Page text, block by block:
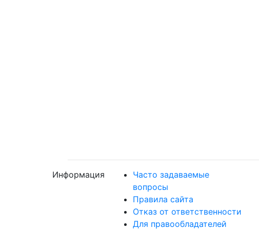
Информация
Часто задаваемые
вопросы
Правила сайта
Отказ от ответственности
Для правообладателей